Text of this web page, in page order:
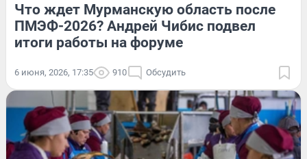
Что ждет Мурманскую область после
ПМЭФ-2026? Андрей Чибис подвел
итоги работы на форуме
6 июня, 2026, 17:35 910 Обсудить